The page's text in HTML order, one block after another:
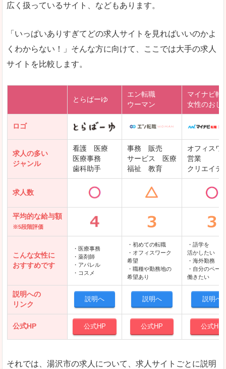
広く扱っているサイト、などもあります。
「いっぱいありすぎてどの求人サイトを見ればいいのかよ
くわからない！」そんな方に向けて、ここでは大手の求人
サイトを比較します。
とらばーゆ
エン転職
ウーマン
マイナビ転
女性のおし
ロゴ
求人の多い
ジャンル
看護 医療
医療事務
歯科助手
事務 販売
サービス 医療
福祉 教育
オフィスワ
営業
クリエイテ
求人数
平均的な給与額
※5段階評価
こんな女性に
おすすめです
・医療事務
・薬剤師
・アパレル
・コスメ
・初めての転職
・オフィスワーク
希望
・職種や勤務地の
希望あり
・語学を
活かしたい
・海外勤務
・自分のペー
働きたい
説明への
リンク
説明へ 説明へ 説明へ
公式HP 公式HP 公式HP 公式HP
それでは、湯沢市の求人について、求人サイトごとに説明